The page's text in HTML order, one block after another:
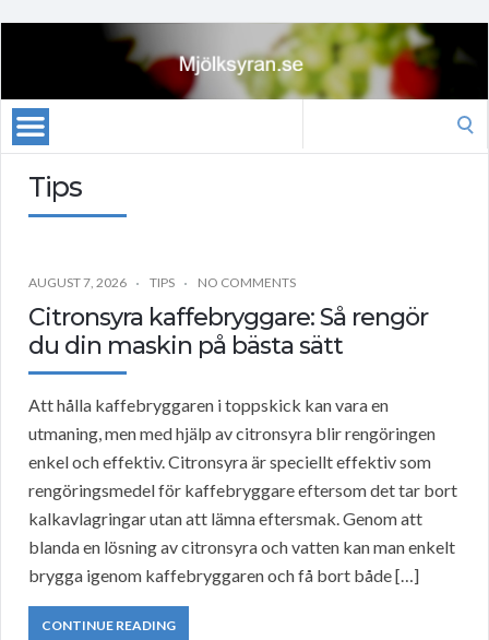
Tips
AUGUST 7, 2026 TIPS NO COMMENTS
Citronsyra kaffebryggare: Så rengör
du din maskin på bästa sätt
Att hålla kaffebryggaren i toppskick kan vara en
utmaning, men med hjälp av citronsyra blir rengöringen
enkel och effektiv. Citronsyra är speciellt effektiv som
rengöringsmedel för kaffebryggare eftersom det tar bort
kalkavlagringar utan att lämna eftersmak. Genom att
blanda en lösning av citronsyra och vatten kan man enkelt
brygga igenom kaffebryggaren och få bort både […]
CONTINUE READING